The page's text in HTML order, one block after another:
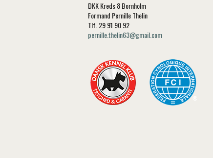
DKK Kreds 8 Bornholm
Formand Pernille Thelin
Tlf. 29 91 90 92
pernille.thelin63@gmail.com